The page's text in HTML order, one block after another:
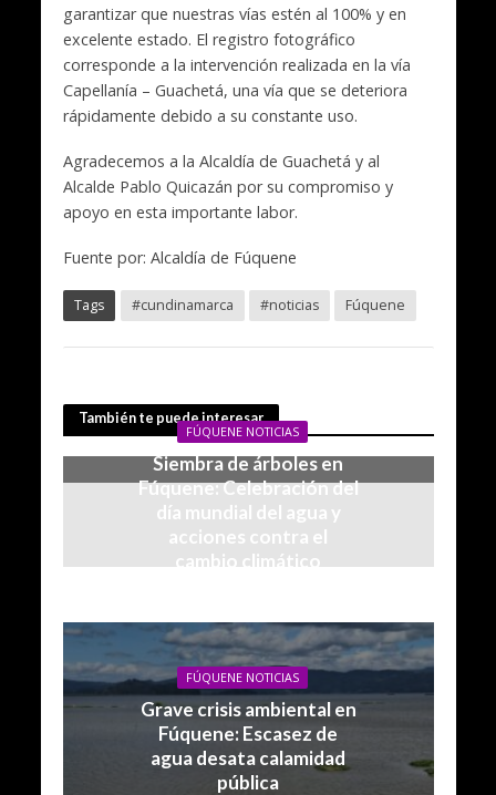
garantizar que nuestras vías estén al 100% y en
excelente estado. El registro fotográfico
corresponde a la intervención realizada en la vía
Capellanía – Guachetá, una vía que se deteriora
rápidamente debido a su constante uso.
Agradecemos a la Alcaldía de Guachetá y al
Alcalde Pablo Quicazán por su compromiso y
apoyo en esta importante labor.
Fuente por: Alcaldía de Fúquene
Tags #cundinamarca #noticias Fúquene
También te puede interesar
FÚQUENE NOTICIAS
Siembra de árboles en
Fúquene: Celebración del
día mundial del agua y
acciones contra el
cambio climático
FÚQUENE NOTICIAS
Grave crisis ambiental en
Fúquene: Escasez de
agua desata calamidad
pública